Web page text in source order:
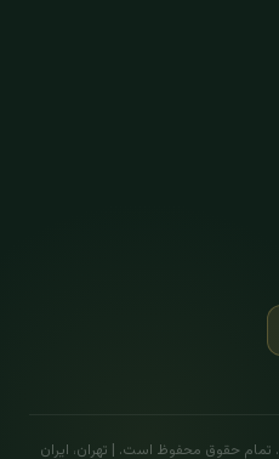
. تمام حقوق محفوظ است. | تهران، ایران